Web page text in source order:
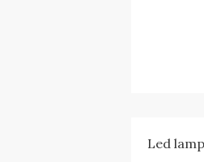
Led